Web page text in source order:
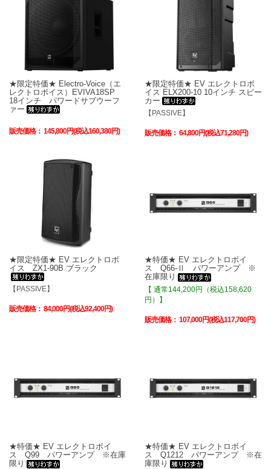
★限定特価★ Electro-Voice（エ
レクトロボイス）EVIVA18SP
18インチ パワードサブウーフ
ァー
販売価格： 145,800円(税込160,380円)
★限定特価★ EV エレクトロボ
イス ELX200-10 10インチ スピー
カー
【PASSIVE】
販売価格： 64,800円(税込71,280円)
★限定特価★ EV エレクトロボ
イス ZX1-90B ブラック
【PASSIVE】
販売価格： 84,000円(税込92,400円)
★特価★ EV エレクトロボイ
ス Q66-Ⅱ パワーアンプ ※
在庫限り
【 通常144,200円（税込158,620
円）】
販売価格： 107,000円(税込117,700円)
★特価★ EV エレクトロボイ
ス Q99 パワーアンプ ※在庫
限り
★特価★ EV エレクトロボイ
ス Q1212 パワーアンプ ※在
庫限り